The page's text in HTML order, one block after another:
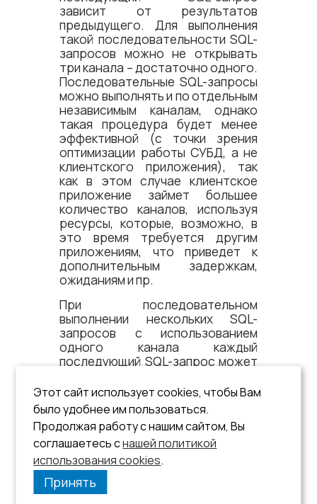
зависит от результатов
предыдущего. Для выполнения
такой последовательности SQL-
запросов можно не открывать
три канала – достаточно одного.
Последовательные SQL-запросы
можно выполнять и по отдельным
независимым каналам, однако
такая процедура будет менее
эффективной (с точки зрения
оптимизации работы СУБД, а не
клиентского приложения), так
как в этом случае клиентское
приложение займет большее
количество каналов, используя
ресурсы, которые, возможно, в
это время требуется другим
приложениям, что приведет к
дополнительным задержкам,
ожиданиям и пр.
При последовательном
выполнении нескольких SQL-
запросов с использованием
одного канала каждый
последующий SQL-запрос может
каналу, не дожидаясь получения
всех данных предыдущего SQL-
запроса (если полученной
частично информации
достаточно для формирования
очередного SQL-запроса).
Этот сайт использует cookies, чтобы Вам
было удобнее им пользоваться.
Продолжая работу с нашим сайтом, Вы
соглашаетесь снашей политикой
использования cookies.
Принять